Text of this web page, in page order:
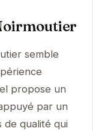
semble
propose un
par un
de qualité qui